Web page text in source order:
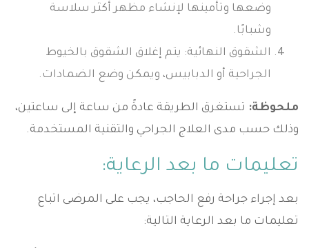
وضعها وتأمينها لإنشاء مظهر أكثر سلاسة
وشبابًا.
الشقوق النهائية: يتم إغلاق الشقوق بالخيوط
الجراحية أو الدبابيس، ويمكن وضع الضمادات.
ملحوظة: تستغرق الطريقة عادةً من ساعة إلى ساعتين،
وذلك حسب مدى العلاج الجراحي والتقنية المستخدمة.
تعليمات ما بعد الرعاية:
بعد إجراء جراحة رفع الحاجب، يجب على المرضى اتباع
تعليمات ما بعد الرعاية التالية: